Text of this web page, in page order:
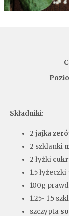
Składniki:
2 jajka
2 szklanki
2 łyżki
1.5 łyżeczki
100g
1.25- 1.5
szczypta